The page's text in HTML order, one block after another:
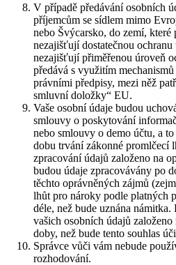
V případě předávání osobních
příjemcům se sídlem mimo
nebo Švýcarsko, do zemí, které
nezajišťují dostatečnou ochranu
nezajišťují přiměřenou úroveň
předává s využitím
právními předpisy, mezi něž
smluvní doložky“ EU.
Vaše osobní údaje budou
smlouvy o poskytování
nebo smlouvy o demo účtu, a
dobu trvání zákonné promlčecí
zpracování údajů založeno na
budou údaje zpracovávány po
těchto oprávněných zájmů
lhůt pro nároky podle platných
déle, než bude uznána
vašich osobních údajů
doby, než bude tento souhlas
Správce vůči vám nebude
rozhodování.